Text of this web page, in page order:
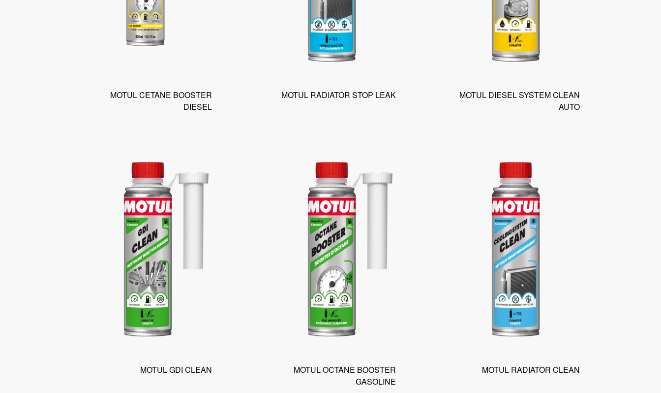
البحث عن موزع
MOTUL DIESEL SYSTEM CLEAN
AUTO
البحث عن موزع
MOTUL RADIATOR STOP LEAK
البحث عن موزع
MOTUL CETANE BOOSTER
DIESEL
MOTUL RADIATOR CLEAN
MOTUL OCTANE BOOSTER
GASOLINE
MOTUL GDI CLEAN